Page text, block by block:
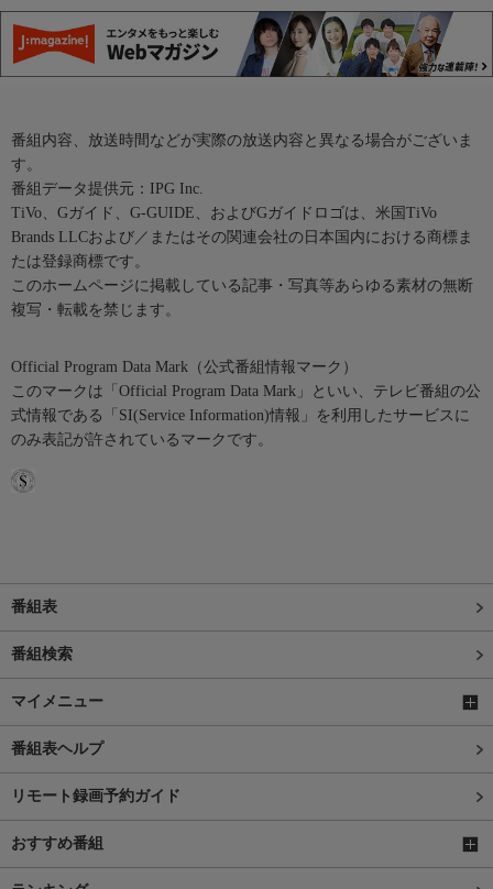
番組内容、放送時間などが実際の放送内容と異なる場合がございま
す。
番組データ提供元：IPG Inc.
TiVo、Gガイド、G-GUIDE、およびGガイドロゴは、米国TiVo
Brands LLCおよび／またはその関連会社の日本国内における商標ま
たは登録商標です。
このホームページに掲載している記事・写真等あらゆる素材の無断
複写・転載を禁じます。
Official Program Data Mark（公式番組情報マーク）
このマークは「Official Program Data Mark」といい、テレビ番組の公
式情報である「SI(Service Information)情報」を利用したサービスに
のみ表記が許されているマークです。
番組表
番組検索
マイメニュー
番組表ヘルプ
リモート録画予約ガイド
おすすめ番組